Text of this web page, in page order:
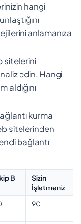
hangi
anlamanıza
sitelerini
edin. Hangi
aldığını
kurma
sitelerinden
bağlantı
B
Sizin
İşletmeniz
90